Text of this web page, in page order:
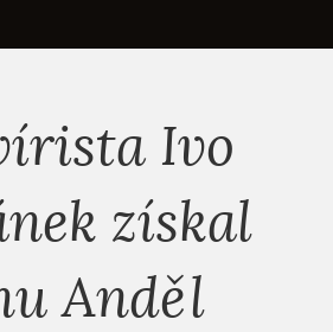
Ivo
získal
Anděl